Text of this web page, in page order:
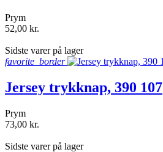
Prym
52,00 kr.
Sidste varer på lager
favorite_border
Jersey trykknap, 390 107
Prym
73,00 kr.
Sidste varer på lager